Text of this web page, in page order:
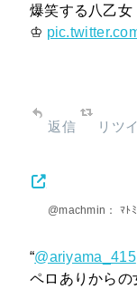
爆笑する八乙女
♔
返信 リツイ
@machmin： ﾏﾄ
“@ariyama_415
ペロありから